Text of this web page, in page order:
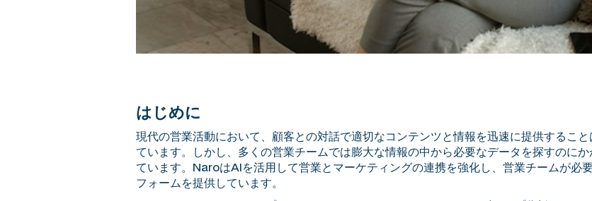
はじめに
現代の営業活動において、顧客との対話で適切なコンテンツと情報を迅速に提供するこ
ています。しかし、多くの営業チームでは膨大な情報の中から必要なデータを探すのに
ています。NaroはAIを活用して営業とマーケティングの連携を強化し、営業チームが必
フォームを提供しています。